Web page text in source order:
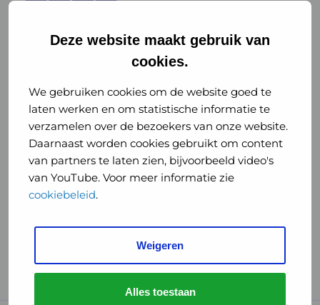
Deze website maakt gebruik van
cookies.
We gebruiken cookies om de website goed te
laten werken en om statistische informatie te
verzamelen over de bezoekers van onze website.
Daarnaast worden cookies gebruikt om content
van partners te laten zien, bijvoorbeeld video's
van YouTube. Voor meer informatie zie
cookiebeleid.
Weigeren
Alles toestaan
of
GGD
GHOR
Nederland
Instagram
of
GGD
GHOR
Nederland
GGD Reizen op social media
GGD Reizen
GGD Reisvaccinaties